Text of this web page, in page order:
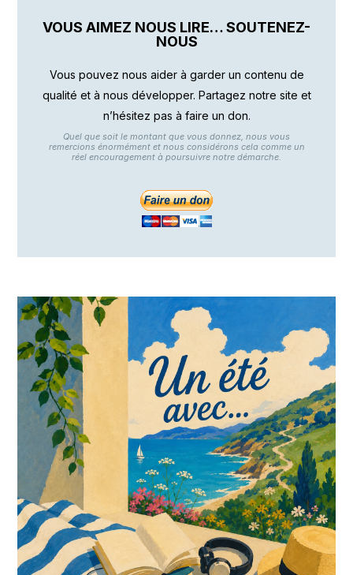
VOUS AIMEZ NOUS LIRE… SOUTENEZ-
NOUS
Vous pouvez nous aider à garder un contenu de
qualité et à nous développer. Partagez notre site et
n’hésitez pas à faire un don.
Quel que soit le montant que vous donnez, nous vous
remercions énormément et nous considérons cela comme un
réel encouragement à poursuivre notre démarche.